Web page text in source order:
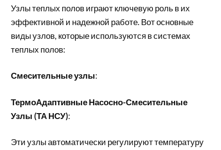
Узлы теплых полов играют ключевую роль в их
эффективной и надежной работе. Вот основные
виды узлов, которые используются в системах
теплых полов:
Смесительные узлы:
ТермоАдаптивные Насосно-Смесительные
Узлы (ТА НСУ):
Эти узлы автоматически регулируют температуру